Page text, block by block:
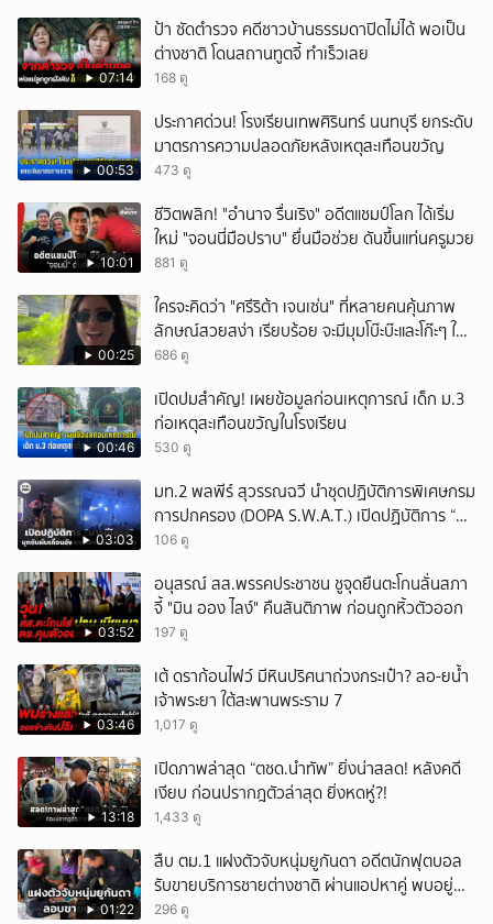
07:14
ป้า ซัดตำรวจ คดีชาวบ้านธรรมดาปิดไม่ได้ พอเป็น
ต่างชาติ โดนสถานทูตจี้ ทำเร็วเลย
168 ดู
00:53
ประกาศด่วน! โรงเรียนเทพศิรินทร์ นนทบุรี ยกระดับ
มาตรการความปลอดภัยหลังเหตุสะเทือนขวัญ
473 ดู
10:01
ชีวิตพลิก! "อำนาจ รื่นเริง" อดีตแชมป์โลก ได้เริ่ม
ใหม่ "จอนนี่มือปราบ" ยื่นมือช่วย ดันขึ้นแท่นครูมวย
881 ดู
00:25
ใครจะคิดว่า "ศรีริต้า เจนเซ่น" ที่หลายคนคุ้นภาพ
ลักษณ์สวยสง่า เรียบร้อย จะมีมุมโบ๊ะบ๊ะและโก๊ะๆ ให้
ได้อมยิ้มเหมือนกัน งานนี้ทำเอาแฟนๆ ทั้งเอ็นดูทั้ง
686 ดู
00:46
เปิดปมสำคัญ! เผยข้อมูลก่อนเหตุการณ์ เด็ก ม.3
ก่อเหตุสะเทือนขวัญในโรงเรียน
530 ดู
03:03
มท.2 พลพีร์ สุวรรณฉวี นำชุดปฏิบัติการพิเศษกรม
การปกครอง (DOPA S.W.A.T.) เปิดปฏิบัติการ “บา
รมีโสธร” บุกจับผับเถื่อนอัพยา กลางเมืองแปดริ้ว
106 ดู
03:52
อนุสรณ์ สส.พรรคประชาชน ชูจุดยืนตะโกนลั่นสภา
จี้ "มิน ออง ไลง์" คืนสันติภาพ ก่อนถูกหิ้วตัวออก
197 ดู
03:46
เต้ ดราก้อนไฟว์ มีหินปริศนาถ่วงกระเป๋า? ลอ-ยน้ำ
เจ้าพระยา ใต้สะพานพระราม 7
1,017 ดู
13:18
เปิดภาพล่าสุด “ตชด.นำทัพ” ยิ่งน่าสลด! หลังคดี
เงียบ ก่อนปรากฎตัวล่าสุด ยิ่งหดหู่?!
1,433 ดู
01:22
สืบ ตม.1 แฝงตัวจับหนุ่มยูกันดา อดีตนักฟุตบอล
รับขายบริการชายต่างชาติ ผ่านแอปหาคู่ พบอยู่
เกินกำหนดอนุญาต
296 ดู